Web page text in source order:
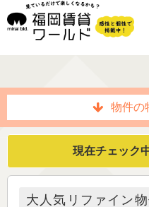
物件の
現在チェック
大人気リファイン